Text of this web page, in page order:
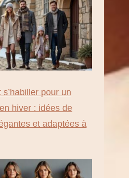
s’habiller pour un
hiver : idées de
et adaptées à